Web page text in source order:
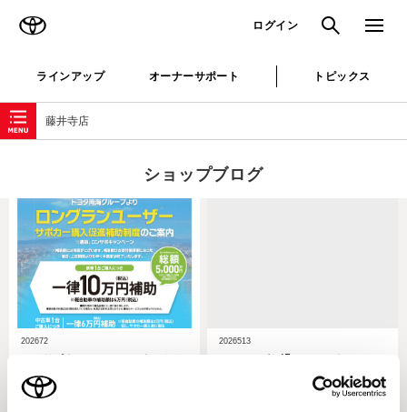
ログイン 検索 メニュ
ラインアップ オーナーサポート トピックス
藤井寺店
ショップブログ
202672
ロンサポキャンペーンスタートし
ました！！
2026513
GWいかがお過ごしでしたか？